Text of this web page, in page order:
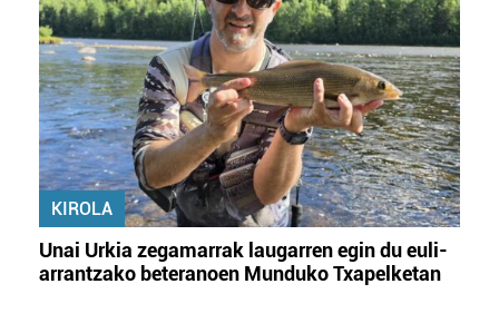
KIROLA
Unai Urkia zegamarrak laugarren egin du euli-
arrantzako beteranoen Munduko Txapelketan